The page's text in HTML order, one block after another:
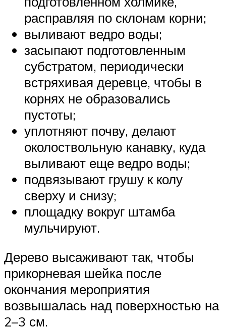
расправляя по склонам корни;
выливают ведро воды;
засыпают подготовленным
субстратом, периодически
встряхивая деревце, чтобы в
корнях не образовались
пустоты;
уплотняют почву, делают
околоствольную канавку, куда
выливают еще ведро воды;
подвязывают грушу к колу
сверху и снизу;
площадку вокруг штамба
мульчируют.
Дерево высаживают так, чтобы
прикорневая шейка после
окончания мероприятия
возвышалась над поверхностью на
2–3 см.